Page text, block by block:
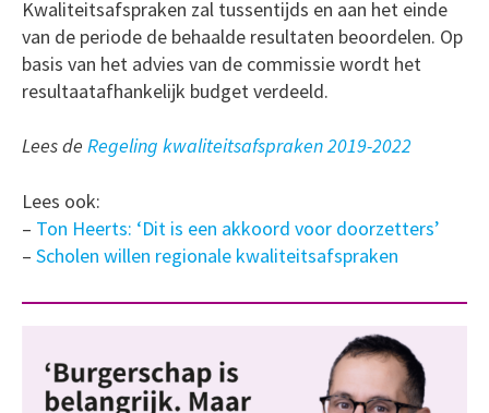
Kwaliteitsafspraken zal tussentijds en aan het einde
van de periode de behaalde resultaten beoordelen. Op
basis van het advies van de commissie wordt het
resultaatafhankelijk budget verdeeld.
Lees de Regeling kwaliteitsafspraken 2019-2022
Lees ook:
– Ton Heerts: ‘Dit is een akkoord voor doorzetters’
– Scholen willen regionale kwaliteitsafspraken